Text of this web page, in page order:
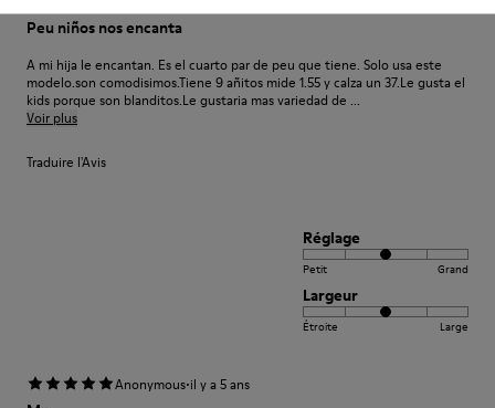
Peu niños nos encanta
A mi hija le encantan. Es el cuarto par de peu que tiene. Solo usa este
modelo.son comodisimos.Tiene 9 añitos mide 1.55 y calza un 37.Le gusta el
kids porque son blanditos.Le gustaria mas variedad de ...
Voir plus
Traduire l'Avis
Réglage
Petit Grand
Largeur
Étroite Large
Anonymous·il y a 5 ans